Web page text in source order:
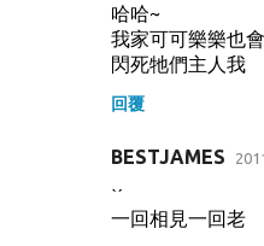
哈哈~
我家可可樂樂也
閃死牠們主人我
回覆
BESTJAMES
ˋˊ
一回相見一回老